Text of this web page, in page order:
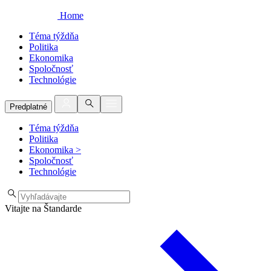
Home
Téma týždňa
Politika
Ekonomika
Spoločnosť
Technológie
Predplatné
Téma týždňa
Politika
Ekonomika >
Spoločnosť
Technológie
Vitajte na Štandarde